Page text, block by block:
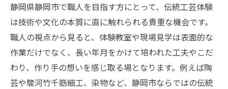
法
静岡市で職人技を磨ける体験プログラムの
特徴
静岡職人を目指す方に最適な体験教室の選
び方
静岡県静岡市で職人を目指す方にとって、伝統工芸体験
は技術や文化の本質に直に触れられる貴重な機会です。
職人の視点から見ると、体験教室や現場見学は表面的な
作業だけでなく、長い年月をかけて培われた工夫やこだ
わり、作り手の想いを感じ取る場となります。例えば陶
芸や駿河竹千筋細工、染物など、静岡市ならではの伝統